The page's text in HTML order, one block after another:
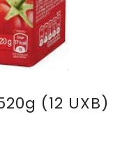
(12 UXB)